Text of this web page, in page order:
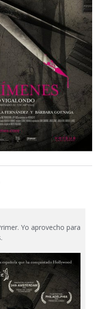
Yo aprovecho para